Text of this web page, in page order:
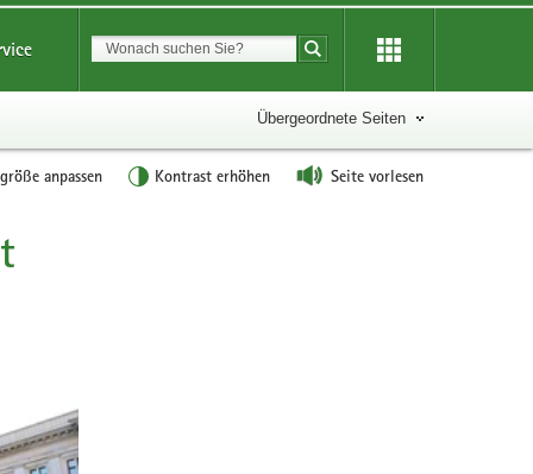
Suchbegriff
Suche starten
Übergeordnete Seiten
anpassen Kontrast erhöhen Seite vorlesen